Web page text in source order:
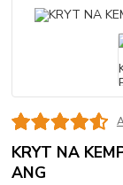
KRYT NA
ANG